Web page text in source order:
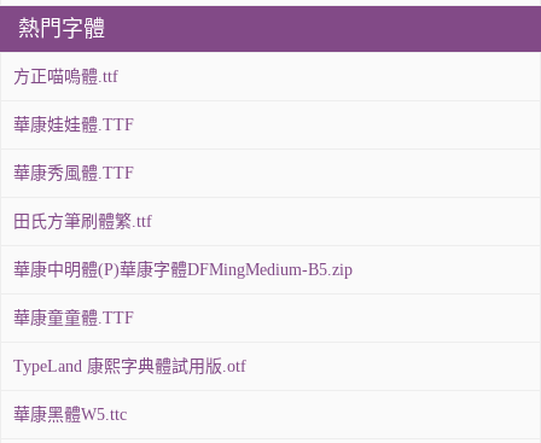
熱門字體
方正喵嗚體.ttf
華康娃娃體.TTF
華康秀風體.TTF
田氏方筆刷體繁.ttf
華康中明體(P)華康字體DFMingMedium-B5.zip
華康童童體.TTF
TypeLand 康熙字典體試用版.otf
華康黑體W5.ttc